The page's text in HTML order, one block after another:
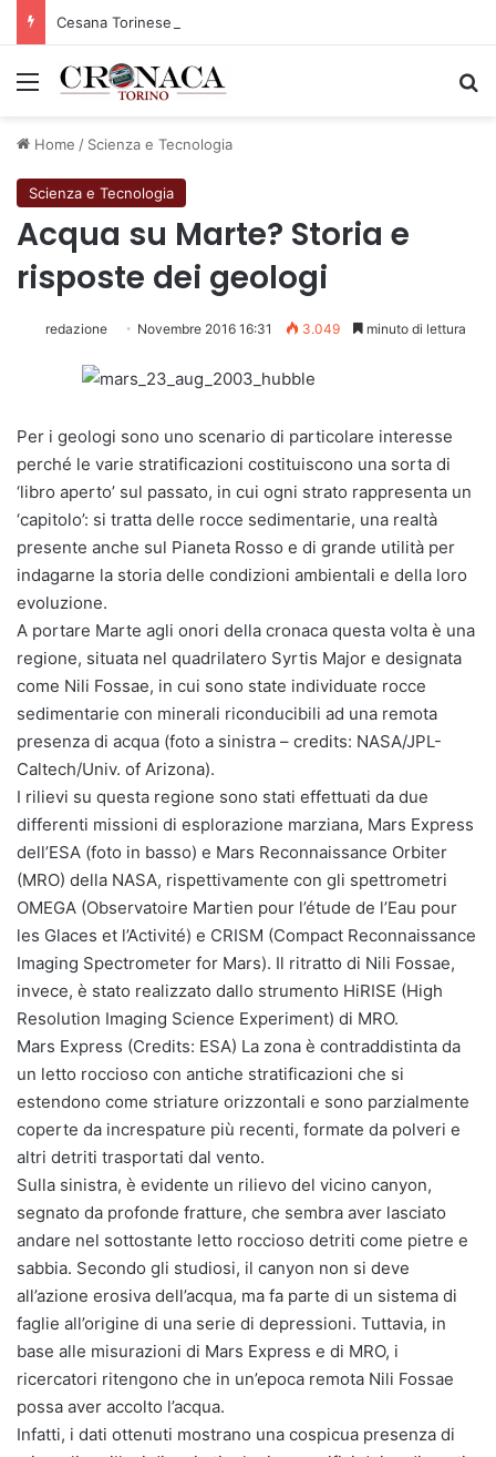
Menu
Home / Scienza e Tecnologia
Scienza e Tecnologia
Acqua su Marte? Storia e
risposte dei geologi
redazione Novembre 2016 16:31 3.049 minuto di lettura
Per i geologi sono uno scenario di particolare interesse
perché le varie stratificazioni costituiscono una sorta di
‘libro aperto’ sul passato, in cui ogni strato rappresenta un
‘capitolo’: si tratta delle rocce sedimentarie, una realtà
presente anche sul Pianeta Rosso e di grande utilità per
indagarne la storia delle condizioni ambientali e della loro
evoluzione.
A portare Marte agli onori della cronaca questa volta è una
regione, situata nel quadrilatero Syrtis Major e designata
come Nili Fossae, in cui sono state individuate rocce
sedimentarie con minerali riconducibili ad una remota
presenza di acqua (foto a sinistra – credits: NASA/JPL-
Caltech/Univ. of Arizona).
I rilievi su questa regione sono stati effettuati da due
differenti missioni di esplorazione marziana, Mars Express
dell’ESA (foto in basso) e Mars Reconnaissance Orbiter
(MRO) della NASA, rispettivamente con gli spettrometri
OMEGA (Observatoire Martien pour l’étude de l’Eau pour
les Glaces et l’Activité) e CRISM (Compact Reconnaissance
Imaging Spectrometer for Mars). Il ritratto di Nili Fossae,
invece, è stato realizzato dallo strumento HiRISE (High
Resolution Imaging Science Experiment) di MRO.
Mars Express (Credits: ESA) La zona è contraddistinta da
un letto roccioso con antiche stratificazioni che si
estendono come striature orizzontali e sono parzialmente
coperte da increspature più recenti, formate da polveri e
altri detriti trasportati dal vento.
Sulla sinistra, è evidente un rilievo del vicino canyon,
segnato da profonde fratture, che sembra aver lasciato
andare nel sottostante letto roccioso detriti come pietre e
sabbia. Secondo gli studiosi, il canyon non si deve
all’azione erosiva dell’acqua, ma fa parte di un sistema di
faglie all’origine di una serie di depressioni. Tuttavia, in
base alle misurazioni di Mars Express e di MRO, i
ricercatori ritengono che in un’epoca remota Nili Fossae
possa aver accolto l’acqua.
Infatti, i dati ottenuti mostrano una cospicua presenza di